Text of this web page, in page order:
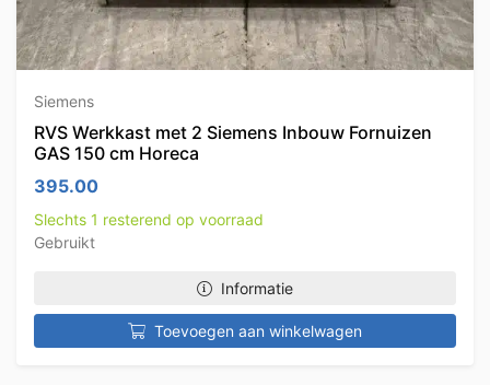
Siemens
RVS Werkkast met 2 Siemens Inbouw Fornuizen
GAS 150 cm Horeca
395.00
Slechts 1 resterend op voorraad
Gebruikt
Informatie
Toevoegen aan winkelwagen